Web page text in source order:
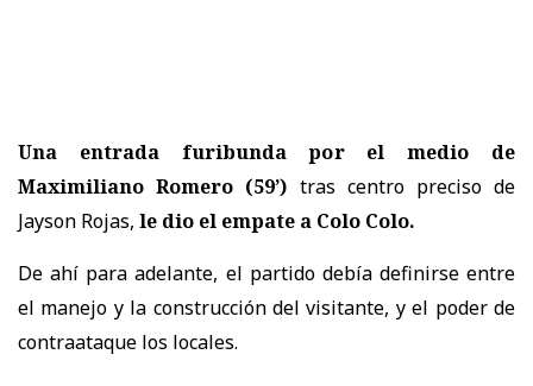
Una entrada furibunda por el medio de
Maximiliano Romero (59’) tras centro preciso de
Jayson Rojas, le dio el empate a Colo Colo.
De ahí para adelante, el partido debía definirse entre
el manejo y la construcción del visitante, y el poder de
contraataque los locales.